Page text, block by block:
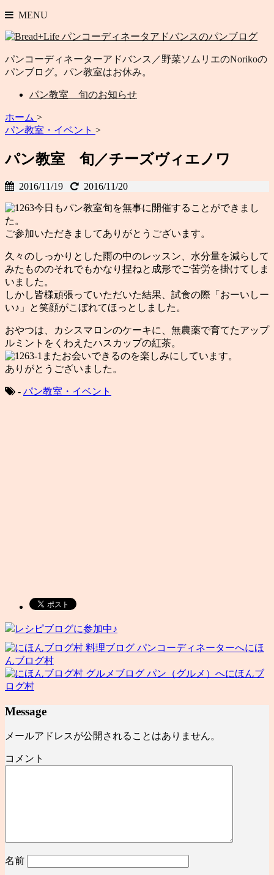
MENU
パンコーディネーターアドバンス／野菜ソムリエのNorikoの
パンブログ。パン教室はお休み。
パン教室 旬のお知らせ
ホーム >
パン教室・イベント >
パン教室 旬／チーズヴィエノワ
2016/11/19 2016/11/20
今日もパン教室旬を無事に開催することができまし
た。
ご参加いただきましてありがとうございます。
久々のしっかりとした雨の中のレッスン、水分量を減らして
みたもののそれでもかなり捏ねと成形でご苦労を掛けてしま
いました。
しかし皆様頑張っていただいた結果、試食の際「おーいしー
い♪」と笑顔がこぼれてほっとしました。
おやつは、カシスマロンのケーキに、無農薬で育てたアップ
ルミントをくわえたハスカップの紅茶。
またお会いできるのを楽しみにしています。
ありがとうございました。
- パン教室・イベント
レシピブログに参加中♪
にほ
んブログ村
にほんブ
ログ村
Message
メールアドレスが公開されることはありません。
コメント
名前